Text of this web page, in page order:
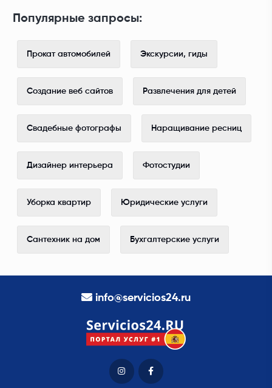
Популярные запросы:
Прокат автомобилей Экскурсии, гиды
Создание веб сайтов Развлечения для детей
Свадебные фотографы Наращивание ресниц
Дизайнер интерьера Фотостудии
Уборка квартир Юридические услуги
Сантехник на дом Бухгалтерские услуги
info@servicios24.ru